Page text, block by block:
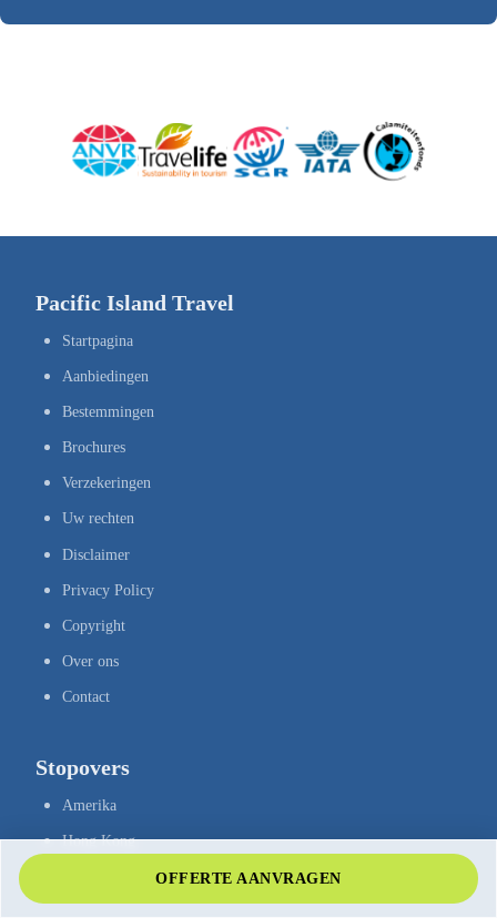
Pacific Island Travel
Startpagina
Aanbiedingen
Bestemmingen
Brochures
Verzekeringen
Uw rechten
Disclaimer
Privacy Policy
Copyright
Over ons
Contact
Stopovers
Amerika
Hong Kong
OFFERTE AANVRAGEN